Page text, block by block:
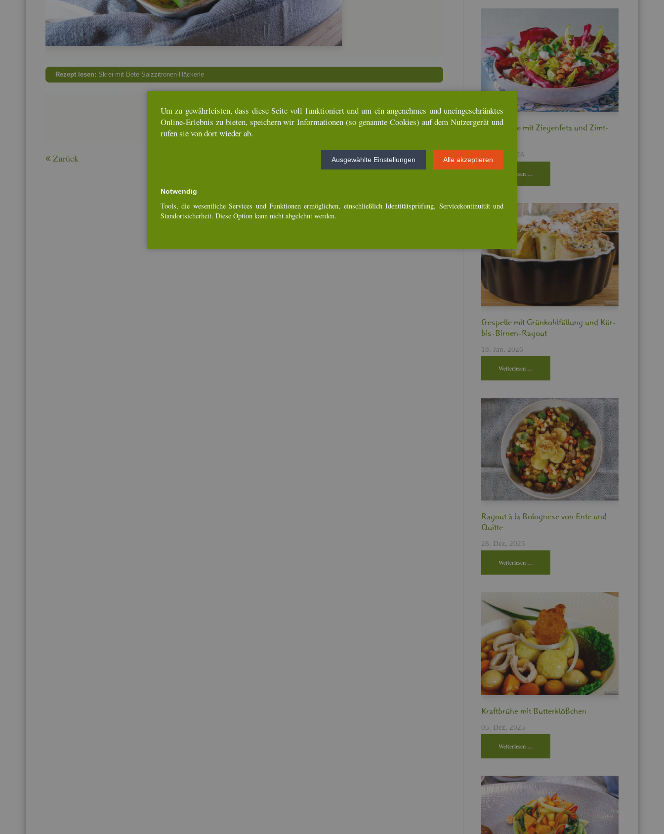
Re­zept lesen: Skrei mit Bete-Salz­zi­tro­nen-Hä­cker­le
Zu­rück
Bit­ter­sa­la­te mit Zie­gen­fe­ta und Zimt­
17. Feb, 2026
Wei­ter­le­sen …
Cres­pel­le mit Grün­kohl­fül­lung und Kür­
bis-Bir­nen-Ra­gout
18. Jan, 2026
Wei­ter­le­sen …
Ra­gout à la Bo­lo­gne­se von Ente und
Quit­te
28. Dez, 2025
Wei­ter­le­sen …
Kraft­brü­he mit But­ter­klö­ßchen
05. Dez, 2025
Wei­ter­le­sen …
Um zu ge­währ­leis­ten, dass diese Seite voll funk­tio­niert und um ein an­ge­neh­mes und un­ein­ge­schränk­tes
On­line-Er­leb­nis zu bie­ten, spei­chern wir In­for­ma­tio­nen (so ge­nann­te Coo­kies) auf dem Nut­zer­ge­rät und
rufen sie von dort wie­der ab.
Aus­ge­wähl­te Ein­stel­lun­gen Alle ak­zep­tie­ren
Not­wen­dig
Tools, die we­sent­li­che Ser­vices und Funk­tio­nen er­mög­li­chen, ein­schlie­ß­lich Iden­ti­täts­prü­fung, Ser­vice­kon­ti­nui­tät und
Stand­ort­si­cher­heit. Diese Op­ti­on kann nicht ab­ge­lehnt wer­den.